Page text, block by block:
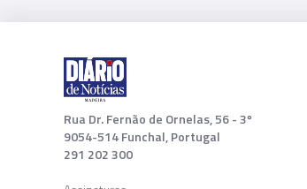
Rua Dr. Fernão de Ornelas, 56 - 3º
9054-514 Funchal, Portugal
291 202 300